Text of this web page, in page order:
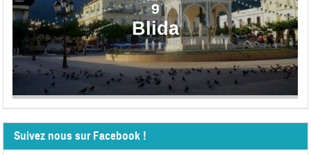
9
Blida
Suivez nous sur Facebook !